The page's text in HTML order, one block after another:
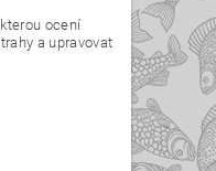
ocení
a upravovat